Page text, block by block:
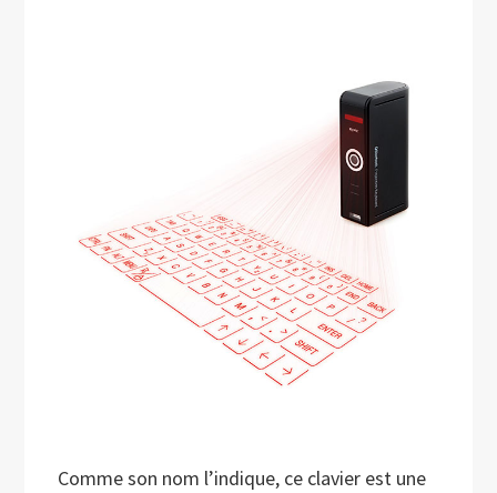
Comme son nom l’indique, ce clavier est une